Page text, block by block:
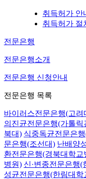
취득허가 안
취득허가 절
전문은행
전문은행소개
전문은행 신청안내
전문은행 목록
바이러스전문은행(고려
의진균전문은행(가톨릭
북대) 식중독균전문은
문은행(조선대) 난배양
환전문은행(경북대학교
병원) 신·변종전문은행
성균전문은행(한림대학